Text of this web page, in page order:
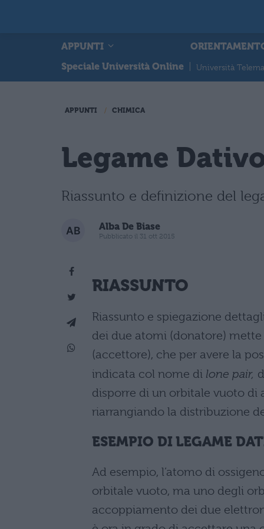
APPUNTI
Speciale Università Online
Università
APPUNTI CHIMICA
Legame
Riassunto e definizione del
Alba De Biase
Pubblicato il 31 ott 2015
RIASSUNTO
Riassunto e spiegazione
dei due atomi (donatore)
(accettore), che per avere la
indicata col nome di lone pair,
disporre di un orbitale vuoto di
riarrangiando la distribuzione
ESEMPIO DI LEGAME
Ad esempio, l’atomo di
orbitale vuoto, ma uno degli
accoppiamento dei due